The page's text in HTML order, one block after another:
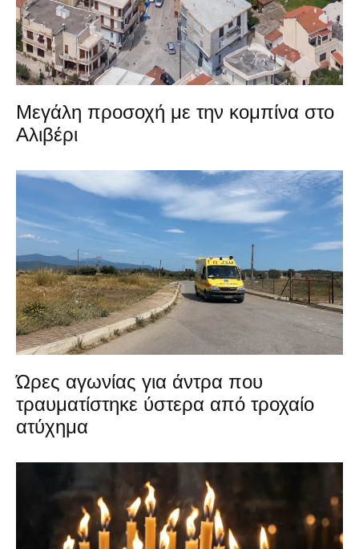
Μεγάλη προσοχή με την κομπίνα στο
Αλιβέρι
Ώρες αγωνίας για άντρα που
τραυματίστηκε ύστερα από τροχαίο
ατύχημα